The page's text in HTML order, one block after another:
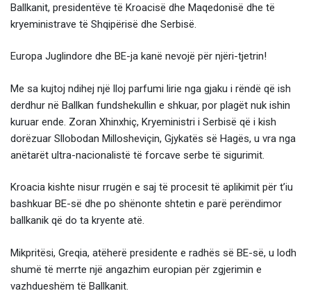
Ballkanit, presidentëve të Kroacisë dhe Maqedonisë dhe të
kryeministrave të Shqipërisë dhe Serbisë.
Europa Juglindore dhe BE-ja kanë nevojë për njëri-tjetrin!
Me sa kujtoj ndihej një lloj parfumi lirie nga gjaku i rëndë që ish
derdhur në Ballkan fundshekullin e shkuar, por plagët nuk ishin
kuruar ende. Zoran Xhinxhiç, Kryeministri i Serbisë që i kish
dorëzuar Sllobodan Millosheviçin, Gjykatës së Hagës, u vra nga
anëtarët ultra-nacionalistë të forcave serbe të sigurimit.
Kroacia kishte nisur rrugën e saj të procesit të aplikimit për t’iu
bashkuar BE-së dhe po shënonte shtetin e parë perëndimor
ballkanik që do ta kryente atë.
Mikpritësi, Greqia, atëherë presidente e radhës së BE-së, u lodh
shumë të merrte një angazhim europian për zgjerimin e
vazhdueshëm të Ballkanit.